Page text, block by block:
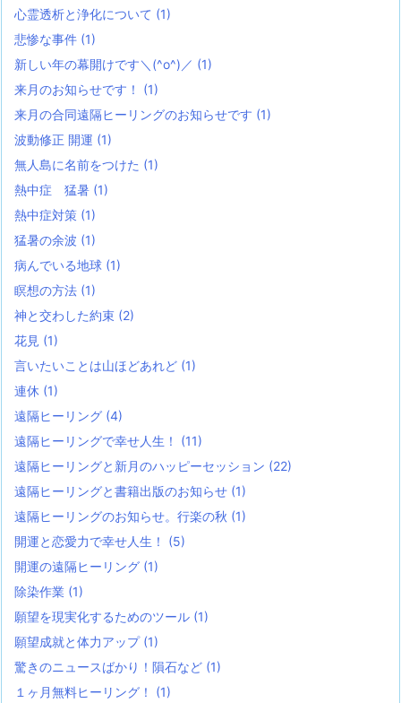
心霊透析と浄化について (1)
悲惨な事件 (1)
新しい年の幕開けです＼(^o^)／ (1)
来月のお知らせです！ (1)
来月の合同遠隔ヒーリングのお知らせです (1)
波動修正 開運 (1)
無人島に名前をつけた (1)
熱中症 猛暑 (1)
熱中症対策 (1)
猛暑の余波 (1)
病んでいる地球 (1)
瞑想の方法 (1)
神と交わした約束 (2)
花見 (1)
言いたいことは山ほどあれど (1)
連休 (1)
遠隔ヒーリング (4)
遠隔ヒーリングで幸せ人生！ (11)
遠隔ヒーリングと新月のハッピーセッション (22)
遠隔ヒーリングと書籍出版のお知らせ (1)
遠隔ヒーリングのお知らせ。行楽の秋 (1)
開運と恋愛力で幸せ人生！ (5)
開運の遠隔ヒーリング (1)
除染作業 (1)
願望を現実化するためのツール (1)
願望成就と体力アップ (1)
驚きのニュースばかり！隕石など (1)
１ヶ月無料ヒーリング！ (1)